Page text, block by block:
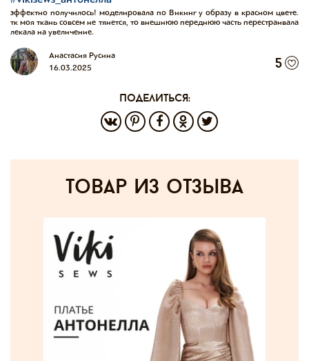
эффектно получилось! моделировала по Викинг у образу в красном цвете.
тк моя ткань совсем не тянется, то внешнюю переднюю часть перестраивала
лекала на увеличение.
Анастасия Русина
16.03.2025
5
поделиться:
товар из отзыва